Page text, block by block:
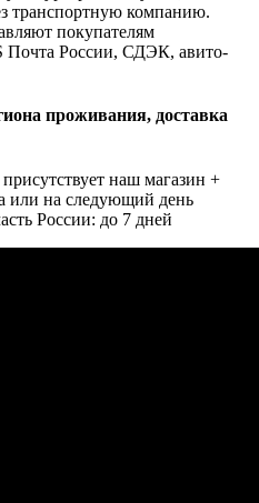
транспортную компанию.
покупателям
Почта России, СДЭК, авито-
проживания, доставка
наш магазин +
или на следующий день
России: до 7 дней